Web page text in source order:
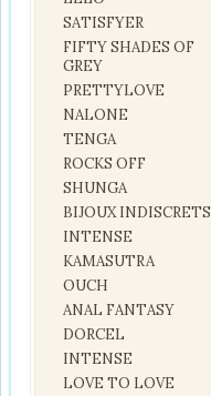
SATISFYER
FIFTY SHADES OF
GREY
PRETTYLOVE
NALONE
TENGA
ROCKS OFF
SHUNGA
BIJOUX INDISCRETS
INTENSE
KAMASUTRA
OUCH
ANAL FANTASY
DORCEL
INTENSE
LOVE TO LOVE